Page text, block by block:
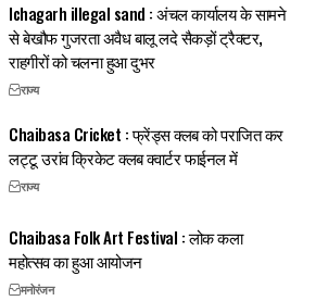
Ichagarh illegal sand : अंचल कार्यालय के सामने
से बेखौफ गुजरता अवैध बालू लदे सैकड़ों ट्रैक्टर,
राहगीरों को चलना हुआ दुभर
राज्य
Chaibasa Cricket : फ्रेंड्स क्लब को पराजित कर
लट्टू उरांव क्रिकेट क्लब क्वार्टर फाईनल में
राज्य
Chaibasa Folk Art Festival : लोक कला
महोत्सव का हुआ आयोजन
मनोरंजन